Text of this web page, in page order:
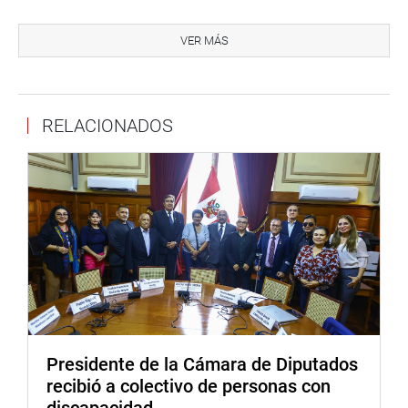
con los dirigentes de la Asociación Upis de las Flores de
Manchay, quienes llevan años luchando por el retiro de
VER MÁS
RELACIONADOS
Presidente de la Cámara de Diputados
recibió a colectivo de personas con